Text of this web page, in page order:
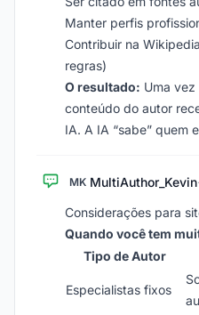
Manter perfis
Contribuir na
regras)
O resultado: Uma
conteúdo do autor
IA. A IA “sabe” quem
MK MultiAuthor_Kevin·
Considerações para
Quando você tem
Tipo de Autor
Especialistas fixos